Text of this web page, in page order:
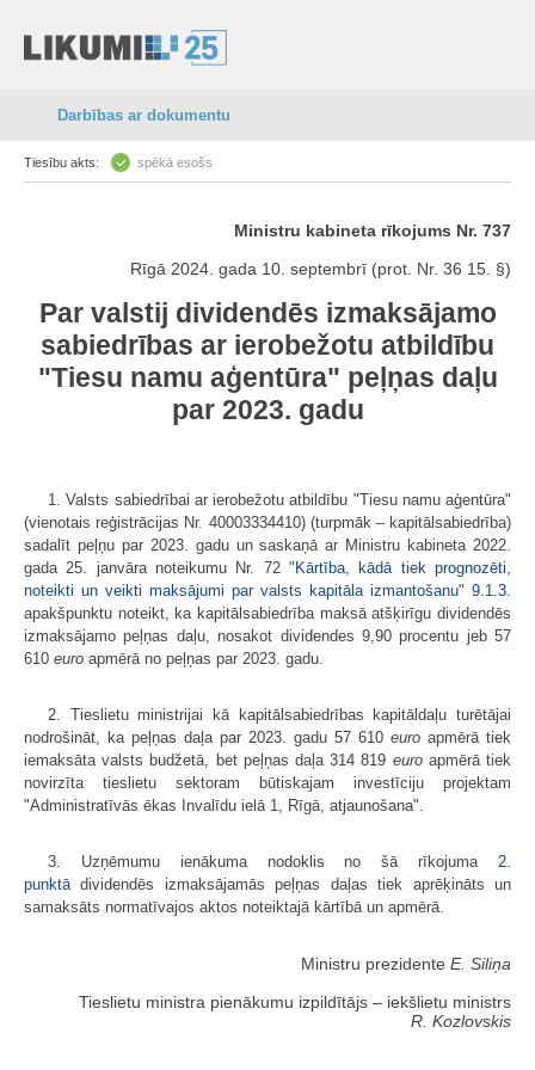
Darbības ar dokumentu
Tiesību akts: spēkā esošs
Ministru kabineta rīkojums Nr. 737
Rīgā 2024. gada 10. septembrī (prot. Nr. 36 15. §)
Par valstij dividendēs izmaksājamo
sabiedrības ar ierobežotu atbildību
"Tiesu namu aģentūra" peļņas daļu
par 2023. gadu
1. Valsts sabiedrībai ar ierobežotu atbildību "Tiesu namu aģentūra"
(vienotais reģistrācijas Nr. 40003334410) (turpmāk – kapitālsabiedrība)
sadalīt peļņu par 2023. gadu un saskaņā ar Ministru kabineta 2022.
gada 25. janvāra noteikumu Nr. 72 " Kārtība, kādā tiek prognozēti,
noteikti un veikti maksājumi par valsts kapitāla izmantošanu" 9.1 3.
apakšpunktu noteikt, ka kapitālsabiedrība maksā atšķirīgu dividendēs
izmaksājamo peļņas daļu, nosakot dividendes 9,90 procentu jeb 57
610 euro apmērā no peļņas par 2023. gadu.
2. Tieslietu ministrijai kā kapitālsabiedrības kapitāldaļu turētājai
nodrošināt, ka peļņas daļa par 2023. gadu 57 610 euro apmērā tiek
iemaksāta valsts budžetā, bet peļņas daļa 314 819 euroapmērā tiek
novirzīta tieslietu sektoram būtiskajam investīciju projektam
"Administratīvās ēkas Invalīdu ielā 1, Rīgā, atjaunošana".
3. Uzņēmumu ienākuma nodoklis no šā rīkojuma 2.
punktā dividendēs izmaksājamās peļņas daļas tiek aprēķināts un
samaksāts normatīvajos aktos noteiktajā kārtībā un apmērā.
Ministru prezidente E. Siliņa
Tieslietu ministra pienākumu izpildītājs ‒ iekšlietu ministrs
R. Kozlovskis